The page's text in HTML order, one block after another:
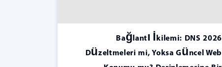
2026 Bağlantı İkilemi: DNS
Düzeltmeleri mi, Yoksa Güncel Web